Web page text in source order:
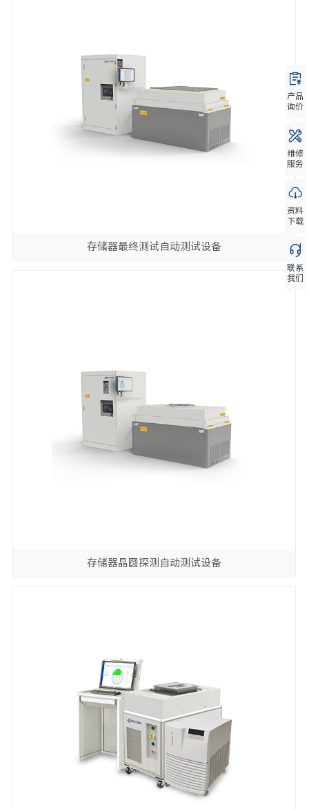
存储器最终测试自动测试设备
存储器晶圆探测自动测试设备
产品
询价
维修
服务
资料
下载
联系
我们